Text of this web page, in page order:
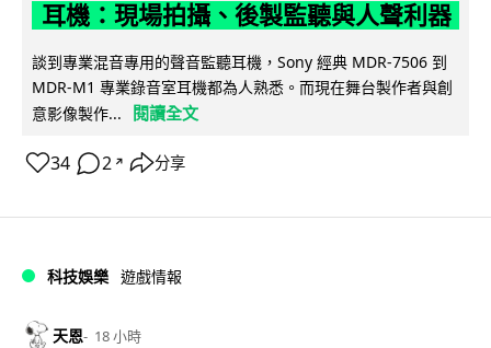
耳機：現場拍攝、後製監聽與人聲利器
談到專業混音專用的聲音監聽耳機，Sony 經典 MDR-7506 到
MDR-M1 專業錄音室耳機都為人熟悉。而現在舞台製作者與創
意影像製作...
閱讀全文
34 2 ↗ 分享
科技娛樂 遊戲情報
天恩 18 小時